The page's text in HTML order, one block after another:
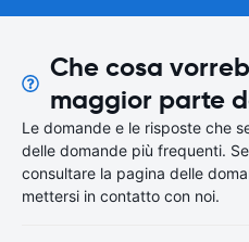
Che cosa
maggior parte
Le domande e le risposte che
delle domande più frequenti.
consultare la pagina delle
mettersi in contatto con noi.